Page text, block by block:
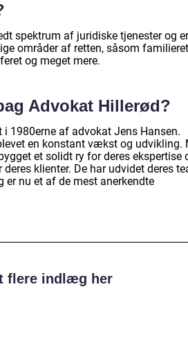
spektrum af juridiske tjenester og er
områder af retten, såsom
og meget mere.
Advokat Hillerød?
1980erne af advokat Jens Hansen.
en konstant vækst og udvikling.
et solidt ry for deres ekspertise
klienter. De har udvidet deres
nu et af de mest anerkendte
flere indlæg her